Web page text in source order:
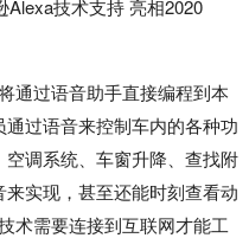
通过语音助手直接编程到本
过语音来控制车内的各种功
调系统、车窗升降、查找附
实现，甚至还能时刻查看动
术需要连接到互联网才能工